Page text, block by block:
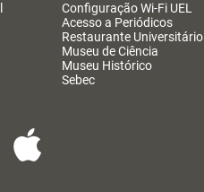
Configuração Wi-Fi UEL
Acesso a Periódicos
Restaurante Universitário
Museu de Ciência
Museu Histórico
Sebec